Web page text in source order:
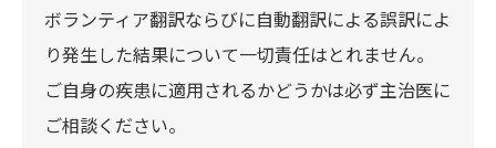
ボランティア翻訳ならびに自動翻訳による誤訳によ
り発生した結果について一切責任はとれません。
ご自身の疾患に適用されるかどうかは必ず主治医に
ご相談ください。